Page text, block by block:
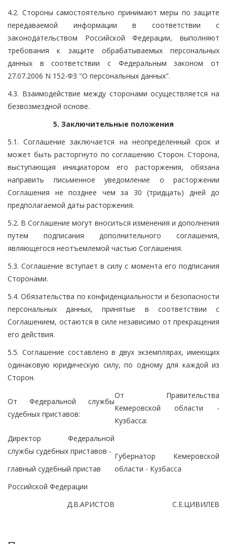
4.2. Стороны самостоятельно принимают меры по защите
передаваемой информации в соответствии с
законодательством Российской Федерации, выполняют
требования к защите обрабатываемых персональных
данных в соответствии с Федеральным законом от
27.07.2006 N 152-ФЗ "О персональных данных".
4.3. Взаимодействие между сторонами осуществляется на
безвозмездной основе.
5. Заключительные положения
5.1. Соглашение заключается на неопределенный срок и
может быть расторгнуто по соглашению Сторон. Сторона,
выступающая инициатором его расторжения, обязана
направить письменное уведомление о расторжении
Соглашения не позднее чем за 30 (тридцать) дней до
предполагаемой даты расторжения.
5.2. В Соглашение могут вноситься изменения и дополнения
путем подписания дополнительного соглашения,
являющегося неотъемлемой частью Соглашения.
5.3. Соглашение вступает в силу с момента его подписания
Сторонами.
5.4. Обязательства по конфиденциальности и безопасности
персональных данных, принятые в соответствии с
Соглашением, остаются в силе независимо от прекращения
его действия.
5.5. Соглашение составлено в двух экземплярах, имеющих
одинаковую юридическую силу, по одному для каждой из
Сторон.
От Федеральной службы
судебных приставов:
От Правительства
Кемеровской области -
Кузбасса:
Директор Федеральной
службы судебных приставов -
главный судебный пристав
Российской Федерации
Губернатор Кемеровской
области - Кузбасса
Д.В.АРИСТОВ С.Е.ЦИВИЛЕВ